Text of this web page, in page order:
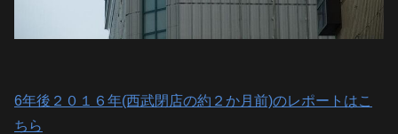
6年後２０１６年(西武閉店の約２か月前)のレポートはこ
ちら